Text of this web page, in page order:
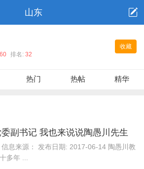
山东
收藏
排名: 32
热门 热帖 精华
副书记 我也来说说陶愚川先生
息来源： 发布日期: 2017-06-14 陶愚川教
多年 ...